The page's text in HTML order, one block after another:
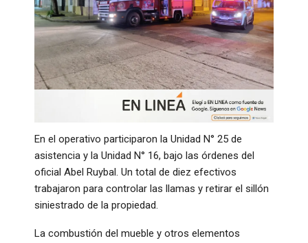
​En el operativo participaron la Unidad N° 25 de
asistencia y la Unidad N° 16, bajo las órdenes del
oficial Abel Ruybal. Un total de diez efectivos
trabajaron para controlar las llamas y retirar el sillón
siniestrado de la propiedad.
​La combustión del mueble y otros elementos